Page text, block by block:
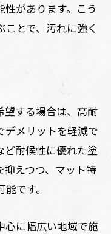
があります。こう
とで、汚れに強く
望する場合は、高耐
デメリットを軽減で
ど耐候性に優れた塗
抑えつつ、マット特
です。
心に幅広い地域で施